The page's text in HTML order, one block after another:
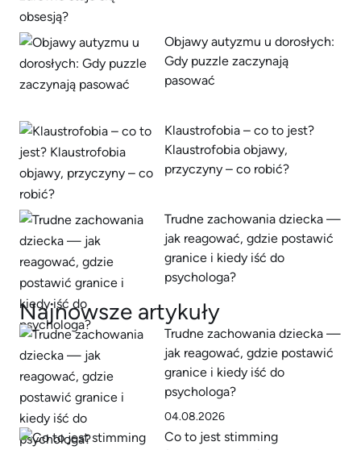
Objawy autyzmu u dorosłych:
Gdy puzzle zaczynają
pasować
Klaustrofobia – co to jest?
Klaustrofobia objawy,
przyczyny – co robić?
Trudne zachowania dziecka —
jak reagować, gdzie postawić
granice i kiedy iść do
psychologa?
Najnowsze artykuły
Trudne zachowania dziecka —
jak reagować, gdzie postawić
granice i kiedy iść do
psychologa?
04.08.2026
Co to jest stimming